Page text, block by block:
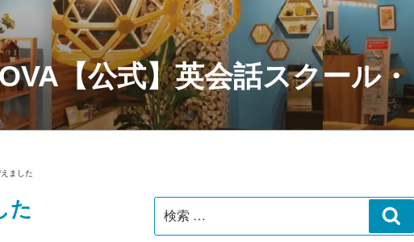
【公式】英会話スクール・
ました
た
索:
索